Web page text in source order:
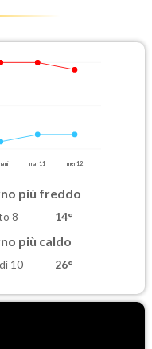
mar 11 mer 12
più freddo
8 14°
più caldo
10 26°